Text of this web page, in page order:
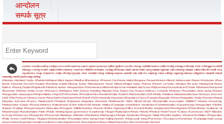
आन्दोलन
सम्पर्क सूत्र
#अयोध्या #अमरोहा #अलीगढ़ #अंबेडकर नगर#अमेठी #आजमगढ़ #आगरा #इटावा #उन्नाव#एटा#औरैया#कुशीनगर #कन्नौज #कानपुर #कौशाम्बी #कासगंज #खीरी#गाजीपुर#गोरखपुर #गाजियाबाद #गोंडा #गौतमबुद्धनगर #चंदौली
#चित्रकूट #जौनपुर #जालौन #झांसी #देवरिया #प्रतापगढ़ #प्रयागराज #पीलीभीत #फर्रुखाबाद #फतेहपुर #फिरोजाबाद #बरेली #बागपत #बस्ती #बदायूं #बहराइच #बुलंदशहर #बांदा #बलरामपुर #बाराबंकी #बलिया #बिजनौर #भदोही #मऊ
#मुजफ्फरनगर #मथुरा #महाराजगंज #महोबा #मिर्जापुर #मुरादाबाद #मेरठ #रायबरेली #रामपुर #ललितपुर #लखनऊ #वाराणसी #संत कबीर नगर #सहारनपुर #संभल #सीतापुर #सुल्तानपुर #सोनभद्र#सिद्धार्थनगर #श्रावस्ती #शामली
#शाहजहांपुर #हरदोई #हाथरस#हापुड़ #हमीरपुर
#Pakistan #Akhilesh Yadav #Padmini Kolhapuri #Boni Kapoor #Madhur Bhandarkar #Prakash Jha #Hema Malini #Kangana Ranaut #Actress #Brand Ambassador #News #Hindustan #Ravi
Kishan #Govinda #Urvashi Rautela #Randeep Hudda #Akshay Kumar #Manufacturer #actor #Movie #Rajpal Yadav #Nirhua #Dinesh Lal Yadav #bhojpuri film actor #SanjayDutt #Nana
Patekar #Pankaj Tripathi#Rajinikanth#Shekhar Suman #Anupam Kher #Dharmendra#Abhishek Bachchan #Amitabh Bachchan #Flipkart#Aaj#Grand festival #Chhath #Shaheed #Honoured
#Economic #Woman #Help #crore #Research #birthplace #Shri Krishna #meeting #Mandal #One District One Product #delivery schedule #Release #Foundation stone laying #District
#Inauguration #pariyojana #Project #Baba #Yogi #UP #First #Asia #President #Vice President #Uttar Pradesh #Maha Kumbh-2025 #Public Relations #Mahamandleshwar #Acharya #shri shri
1008 #Film Producer #Actress #actor#New Delhi #Jharkhand #Holi #Diwali #2025 #Australia #myanmar #Republica Checa#Canada #Republic #Korea #Delegation #India #German #Nepal
#Sweden #Ukraine #France #Switzerland #Thailand #Indonesia #Argentina #Denmark #Netherlands #MoU #Brazil #Israel #Encephalitis #vaccination #MMMUT #mmmut #University
#Ambassador #Japan #Russia #America #Uttarakhand #CM in India #chief minister #Aditya #Campaign #cleanliness #prelection #Commemoration #Jayanti #yoga #inauguration #Victims
#kalash #College #Respect #award #Education #Foreigner #AIIMS #seminar #Farmer #Police #opening #Office #Central #Indian #employment #Development #Prime Minister #safety for all
#Shankhnaad #transformation #Vote #Public meeting #good governance #Leadership #Target #Nationalism #Hindu #World #Festival #Holi #Travel #Culture #Conversion #BJP #Election
#corrupt #Democracy #Respected #Procession #flambeau #Member of Parliament #Mahayagya #Temple #prelection #Program #State #Wreaths #gallery #Festival #exhibition #Preparation
#Rally #conch shell #Victory #Support #Demonstration #Foundation stone laying #road #sitting #worker #hindu youth wing #Procession #Guruparva #Gorakhpur #Campaign #add young
#Government#inspection #Health #conference #development work #Development#Wave #Modi #Narendra #Shri Gorakhnath #Sri Ram